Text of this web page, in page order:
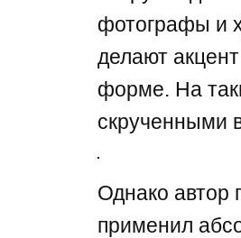
фотографы и
делают
форме. На
скрученными
Однако автор
применил